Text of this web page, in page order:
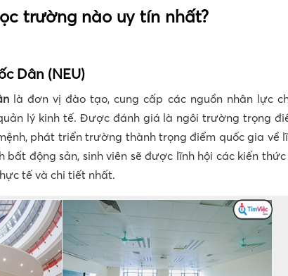
trường nào uy tín nhất?
Dân (NEU)
là đơn vị đào tạo, cung cấp các nguồn nhân lực
lý kinh tế. Được đánh giá là ngôi trường trọng
phát triển trường thành trọng điểm quốc gia về
động sản, sinh viên sẽ được lĩnh hội các kiến
tế và chi tiết nhất.